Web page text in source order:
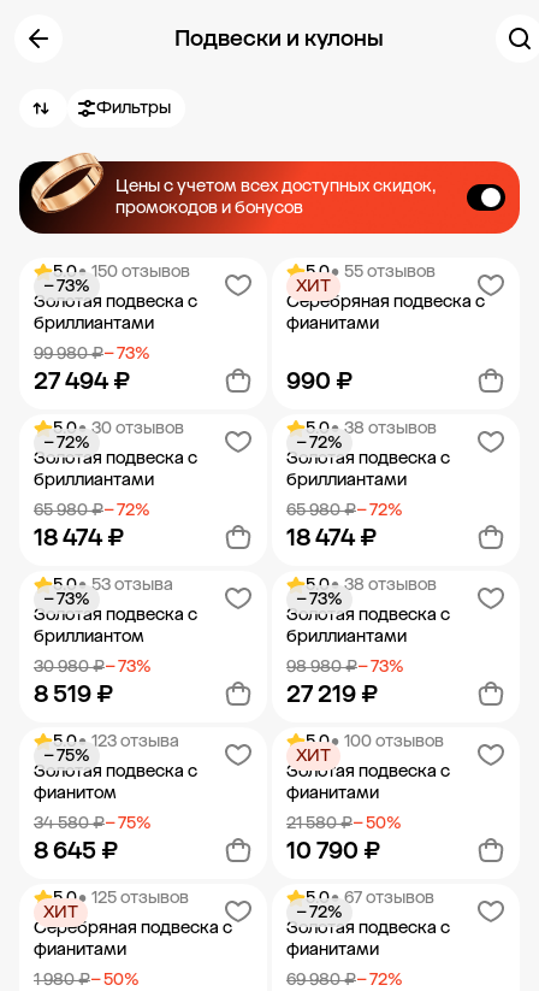
Подвески и кулоны
Фильтры
Цены с учетом всех доступных скидок,
промокодов и бонусов
5.0• 150 отзывов
Золотая подвеска с
бриллиантами
99 980 ₽− 73%
27 494 ₽
− 73%
Добавить в корзину
5.0• 55 отзывов
Серебряная подвеска с
фианитами
990 ₽
ХИТ
Добавить в корзину
5.0• 30 отзывов
Золотая подвеска с
бриллиантами
65 980 ₽− 72%
18 474 ₽
− 72%
Добавить в корзину
5.0• 38 отзывов
Золотая подвеска с
бриллиантами
65 980 ₽− 72%
18 474 ₽
− 72%
Добавить в корзину
5.0• 53 отзыва
Золотая подвеска с
бриллиантом
30 980 ₽− 73%
8 519 ₽
− 73%
Добавить в корзину
5.0• 38 отзывов
Золотая подвеска с
бриллиантами
98 980 ₽− 73%
27 219 ₽
− 73%
Добавить в корзину
5.0• 123 отзыва
Золотая подвеска с
фианитом
34 580 ₽− 75%
8 645 ₽
− 75%
Добавить в корзину
5.0• 100 отзывов
Золотая подвеска с
фианитами
21 580 ₽− 50%
10 790 ₽
ХИТ
Добавить в корзину
5.0• 125 отзывов
Серебряная подвеска с
фианитами
1 980 ₽− 50%
ХИТ
5.0• 67 отзывов
Золотая подвеска с
фианитами
69 980 ₽− 72%
− 72%